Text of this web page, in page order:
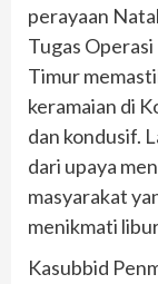
perayaan
Tugas
Timur
keramaian di
dan kondusif.
dari upaya
masyarakat
menikmati
Kasubbid